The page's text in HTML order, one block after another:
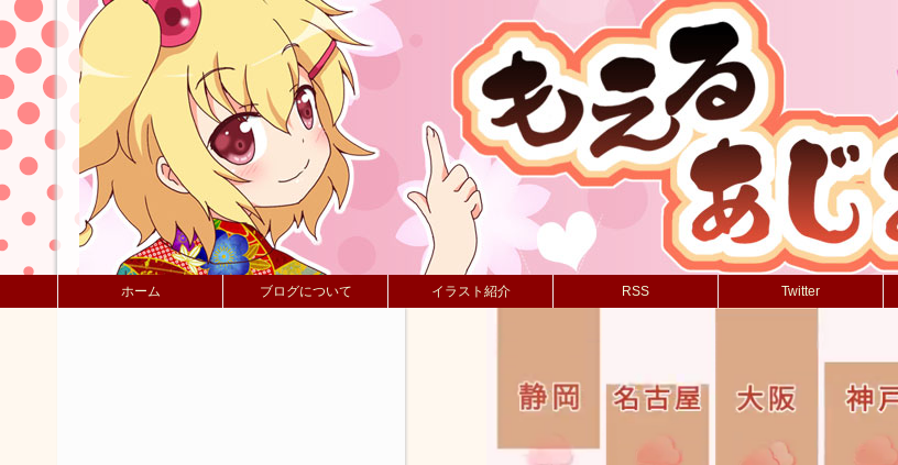
ホーム ブログについて イラスト紹介 RSS Twitter